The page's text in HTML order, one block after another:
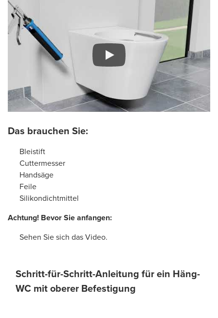
Das brauchen Sie:
Bleistift
Cuttermesser
Handsäge
Feile
Silikondichtmittel
Achtung! Bevor Sie anfangen:
Sehen Sie sich das Video.
Schritt-für-Schritt-Anleitung für ein Häng-
WC mit oberer Befestigung